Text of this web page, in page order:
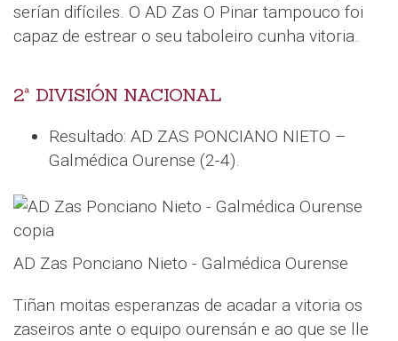
serían difíciles. O AD Zas O Pinar tampouco foi
capaz de estrear o seu taboleiro cunha vitoria.
2ª DIVISIÓN NACIONAL
Resultado: AD ZAS PONCIANO NIETO –
Galmédica Ourense (2-4).
AD Zas Ponciano Nieto - Galmédica Ourense
Tiñan moitas esperanzas de acadar a vitoria os
zaseiros ante o equipo ourensán e ao que se lle